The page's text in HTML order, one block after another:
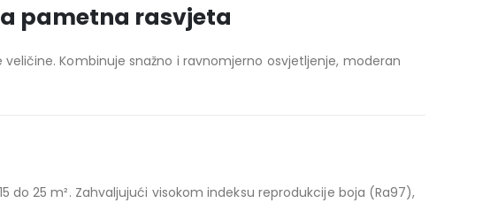
pametna rasvjeta
Kombinuje snažno i ravnomjerno osvjetljenje, moderan
25 m². Zahvaljujući visokom indeksu reprodukcije boja (Ra97),